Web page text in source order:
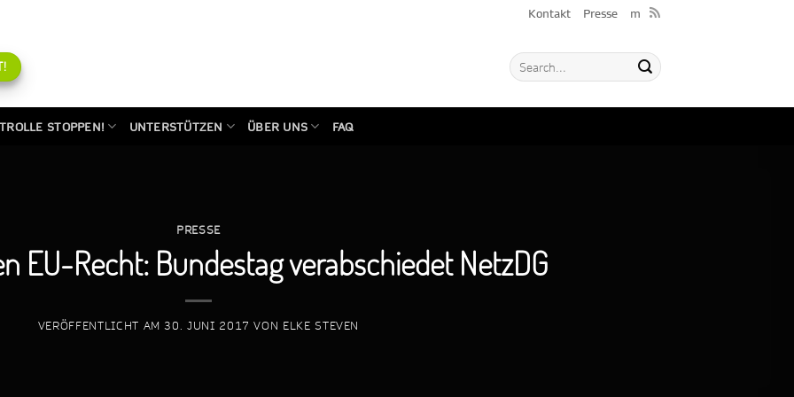
Kontakt Presse m
STOPPEN! UNTERSTÜTZEN ÜBER UNS FAQ
PRESSE
EU-Recht: Bundestag verabschiedet NetzDG
VERÖFFENTLICHT AM30. JUNI 2017 VON ELKE STEVEN